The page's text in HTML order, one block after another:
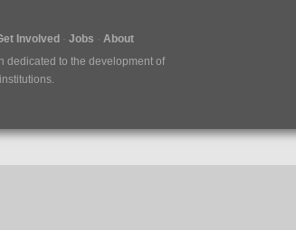
Involved Jobs
About
dedicated to the development of